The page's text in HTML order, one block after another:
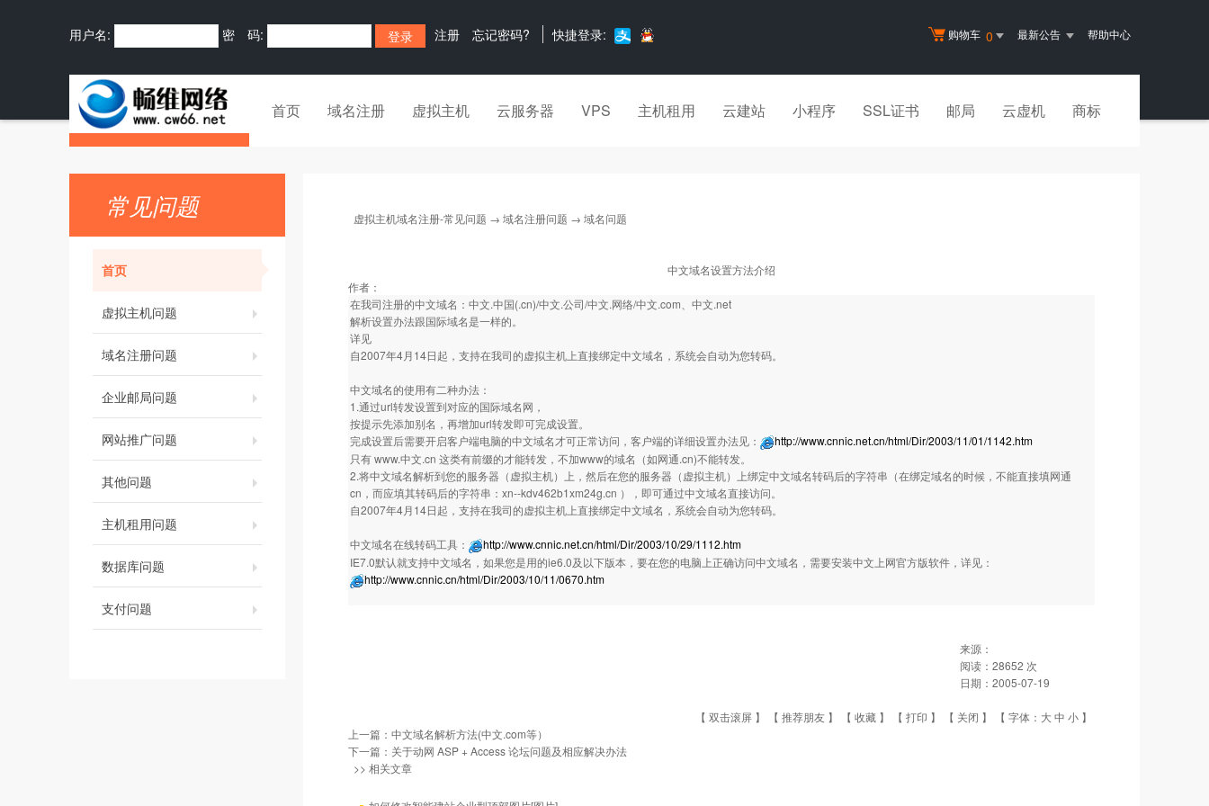
购物车 0 最新公告 帮助中心
用户名: 密 码: 注册 忘记密码? 快捷登录:
首页 域名注册 虚拟主机 云服务器 VPS 主机租用 云建站 小程序 SSL证书 邮局 云虚机 商标
常见问题
首页
虚拟主机问题
域名注册问题
企业邮局问题
网站推广问题
其他问题
主机租用问题
数据库问题
支付问题
虚拟主机域名注册-常见问题 → 域名注册问题 → 域名问题
中文域名设置方法介绍
作者：
在我司注册的中文域名：中文.中国(.cn)/中文.公司/中文.网络/中文.com、中文.net
解析设置办法跟国际域名是一样的。
详见
自2007年4月14日起，支持在我司的虚拟主机上直接绑定中文域名，系统会自动为您转码。
中文域名的使用有二种办法：
1.通过url转发设置到对应的国际域名网，
按提示先添加别名，再增加url转发即可完成设置。
完成设置后需要开启客户端电脑的中文域名才可正常访问，客户端的详细设置办法见：
http://www.cnnic.net.cn/html/Dir/2003/11/01/1142.htm
只有 www.中文.cn 这类有前缀的才能转发，不加www的域名（如网通.cn)不能转发。
2.将中文域名解析到您的服务器（虚拟主机）上，然后在您的服务器（虚拟主机）上绑定中文域名转码后的字符串（在绑定域名的时候，不能直接填网通
cn，而应填其转码后的字符串：xn--kdv462b1xm24g.cn ），即可通过中文域名直接访问。
自2007年4月14日起，支持在我司的虚拟主机上直接绑定中文域名，系统会自动为您转码。
中文域名在线转码工具：
http://www.cnnic.net.cn/html/Dir/2003/10/29/1112.htm
IE7.0默认就支持中文域名，如果您是用的ie6.0及以下版本，要在您的电脑上正确访问中文域名，需要安装中文上网官方版软件，详见：
http://www.cnnic.cn/html/Dir/2003/10/11/0670.htm
来源：
阅读： 28652 次
日期： 2005-07-19
【 双击滚屏 】 【 推荐朋友 】 【 收藏 】 【 打印 】 【 关闭 】 【 字体： 大中 小 】
上一篇： 中文域名解析方法(中文.com等）
下一篇： 关于动网 ASP + Access 论坛问题及相应解决办法
>> 相关文章